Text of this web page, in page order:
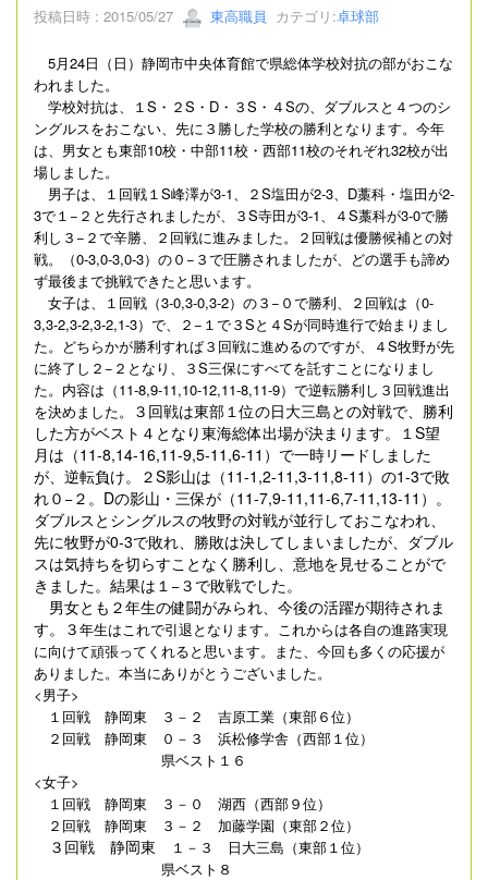
投稿日時 : 2015/05/27 東高職員 カテゴリ:卓球部
5月24日（日）静岡市中央体育館で県総体学校対抗の部がおこな
われました。
学校対抗は、１S・２S・D・３S・４Sの、ダブルスと４つのシ
ングルスをおこない、先に３勝した学校の勝利となります。今年
は、男女とも東部10校・中部11校・西部11校のそれぞれ32校が出
場しました。
男子は、１回戦１S峰澤が3-1、２S塩田が2-3、D藁科・塩田が2-
3で１−２と先行されましたが、３S寺田が3-1、４S藁科が3-0で勝
利し３−２で辛勝、２回戦に進みました。２回戦は優勝候補との対
戦。（0-3,0-3,0-3）の０−３で圧勝されましたが、どの選手も諦め
ず最後まで挑戦できたと思います。
女子は、１回戦（3-0,3-0,3-2）の３−０で勝利、２回戦は（0-
3,3-2,3-2,3-2,1-3）で、２−１で３Sと４Sが同時進行で始まりまし
た。どちらかが勝利すれば３回戦に進めるのですが、４S牧野が先
に終了し２−２となり、３S三保にすべてを託すことになりまし
た。内容は（11-8,9-11,10-12,11-8,11-9）で逆転勝利し３回戦進出
を決めました。
３回戦は東部１位の日大三島との対戦で、勝利
した方がベスト４となり東海総体出場が決まります。１S望
月は（11-8,14-16,11-9,5-11,6-11）で一時リードしました
が、逆転負け。２S影山は（11-1,2-11,3-11,8-11）の1-3で敗
れ０−２。Dの影山・三保が（11-7,9-11,11-6,7-11,13-11）。
ダブルスとシングルスの牧野の対戦が並行しておこなわれ、
先に牧野が0-3で敗れ、勝敗は決してしまいましたが、ダブル
スは気持ちを切らすことなく勝利し、意地を見せることがで
きました。結果は１−３で敗戦でした。
男女とも２年生の健闘がみられ、今後の活躍が期待されま
す。３年生はこれで引退となります。これからは各自の進路実現
に向けて頑張ってくれると思います。また、今回も多くの応援が
ありました。本当にありがとうございました。
<男子>
１回戦 静岡東 ３－２ 吉原工業（東部６位）
２回戦 静岡東 ０－３ 浜松修学舎（西部１位）
県ベスト１６
<女子>
１回戦 静岡東 ３－０ 湖西（西部９位）
２回戦 静岡東 ３－２ 加藤学園（東部２位）
３回戦 静岡東
１－３ 日大三島（東部１位）
県ベスト８